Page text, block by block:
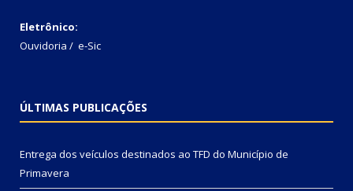
Eletrônico:
Ouvidoria / e-Sic
ÚLTIMAS PUBLICAÇÕES
Entrega dos veículos destinados ao TFD do Município de
Primavera